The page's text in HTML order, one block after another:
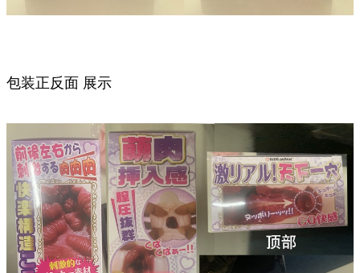
包装正反面 展示